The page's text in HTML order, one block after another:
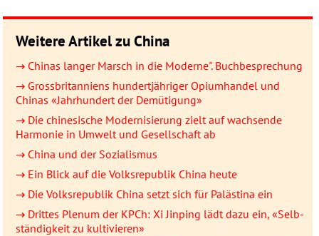
Weitere Artikel zu China
→ Chinas langer Marsch in die Moderne". Buchbesprechung
→ Gross­britan­niens hundert­jähriger Opium­handel und
Chinas «Jahr­hundert der Demü­ti­gung»
→ Die chinesische Moder­ni­sierung zielt auf wachsende
Harmonie in Umwelt und Gesell­schaft ab
→ China und der Sozialismus
→ Ein Blick auf die Volksrepublik China heute
→ Die Volksrepublik China setzt sich für Palästina ein
→ Drittes Plenum der KPCh: Xi Jinping lädt dazu ein, «Selb­
stän­dig­keit zu kultivieren»